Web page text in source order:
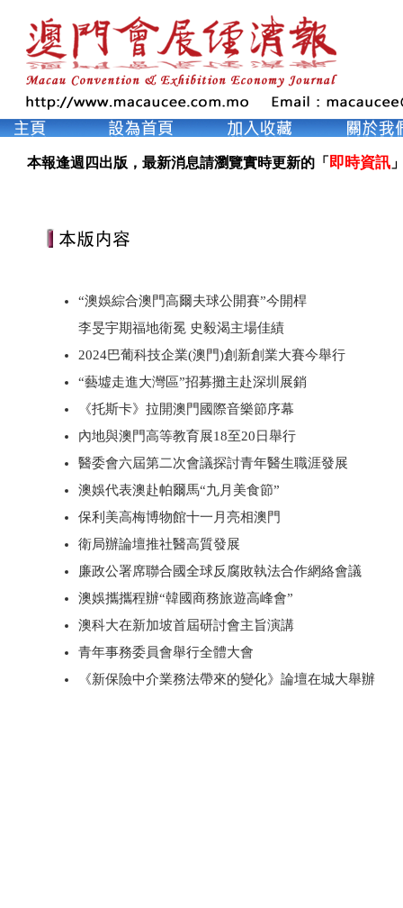
本報逢週四出版，最新消息請瀏覽實時更新的「 即時資訊
“澳娛綜合澳門高爾夫球公開賽”今開桿
李旻宇期福地衛冕 史毅渴主場佳績
2024巴葡科技企業(澳門)創新創業大賽今舉行
“藝墟走進大灣區”招募攤主赴深圳展銷
《托斯卡》拉開澳門國際音樂節序幕
內地與澳門高等教育展18至20日舉行
醫委會六屆第二次會議探討青年醫生職涯發展
澳娛代表澳赴帕爾馬“九月美食節”
保利美高梅博物館十一月亮相澳門
衛局辦論壇推社醫高質發展
廉政公署席聯合國全球反腐敗執法合作網絡會議
澳娛攜攜程辦“韓國商務旅遊高峰會”
澳科大在新加坡首屆研討會主旨演講
青年事務委員會舉行全體大會
《新保險中介業務法帶來的變化》論壇在城大舉辦